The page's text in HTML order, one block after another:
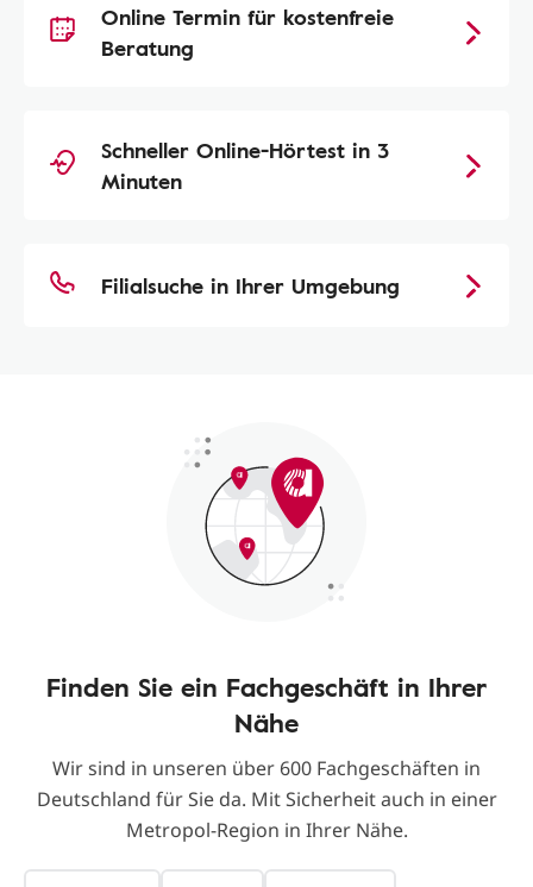
Online Termin für kostenfreie
Beratung
Schneller Online-Hörtest in 3
Minuten
Filialsuche in Ihrer Umgebung
Finden Sie ein Fachgeschäft in Ihrer
Nähe
Wir sind in unseren über 600 Fachgeschäften in
Deutschland für Sie da. Mit Sicherheit auch in einer
Metropol-Region in Ihrer Nähe.